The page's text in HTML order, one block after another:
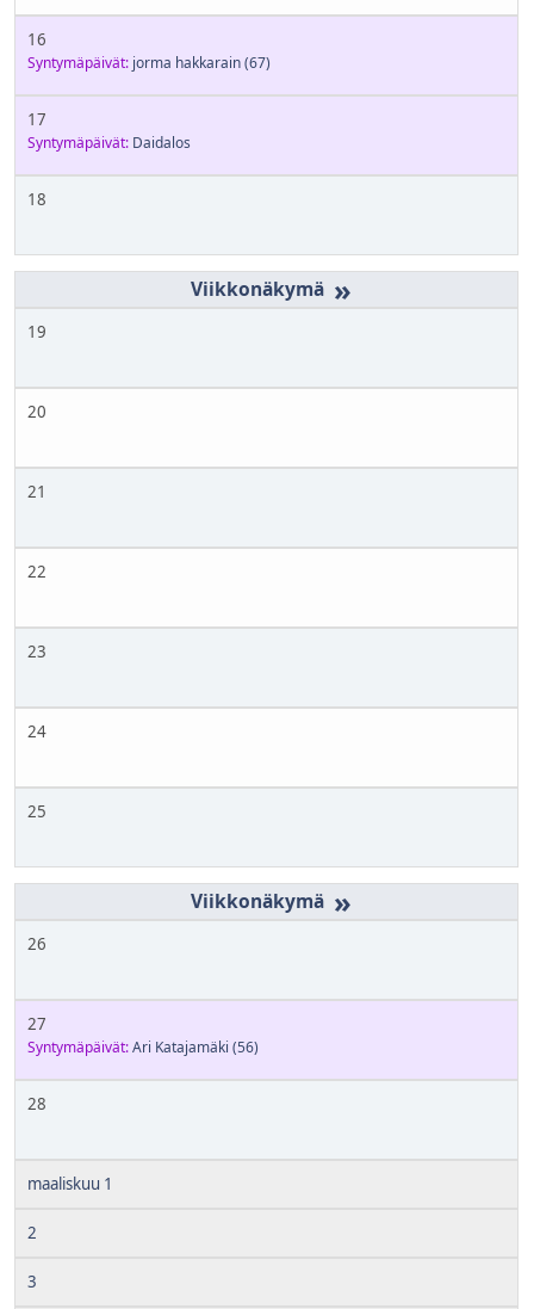
16
Syntymäpäivät: jorma hakkarain(67)
17
Syntymäpäivät: Daidalos
18
»
19
20
21
22
23
24
25
»
26
27
Syntymäpäivät:Ari Katajamäki (56)
28
maaliskuu 1
2
3